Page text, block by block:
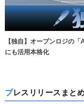
【独自】オープンロジの
にも活用本格化
プレスリリースまと